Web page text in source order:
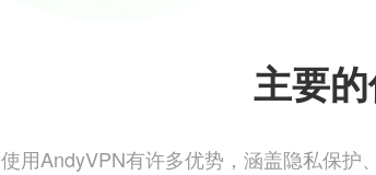
主要
使用AndyVPN有许多优势，涵盖隐私保护